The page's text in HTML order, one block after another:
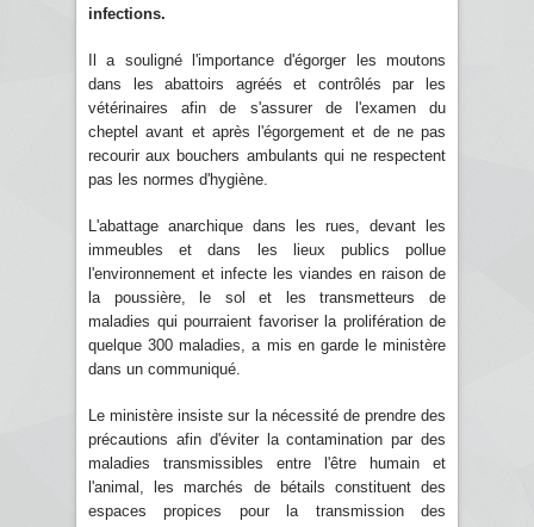
infections.
Il a souligné l'importance d'égorger les moutons
dans les abattoirs agréés et contrôlés par les
vétérinaires afin de s'assurer de l'examen du
cheptel avant et après l'égorgement et de ne pas
recourir aux bouchers ambulants qui ne respectent
pas les normes d'hygiène.
L'abattage anarchique dans les rues, devant les
immeubles et dans les lieux publics pollue
l'environnement et infecte les viandes en raison de
la poussière, le sol et les transmetteurs de
maladies qui pourraient favoriser la prolifération de
quelque 300 maladies, a mis en garde le ministère
dans un communiqué.
Le ministère insiste sur la nécessité de prendre des
précautions afin d'éviter la contamination par des
maladies transmissibles entre l'être humain et
l'animal, les marchés de bétails constituent des
espaces propices pour la transmission des